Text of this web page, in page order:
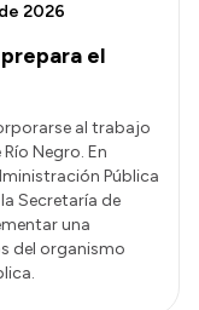
el
2026
al trabajo
Negro. En
Pública
la Secretaría de
una
del organismo